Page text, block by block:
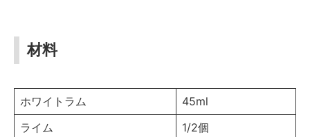
材料
ホワイトラム
45ml
ライム
1/2個